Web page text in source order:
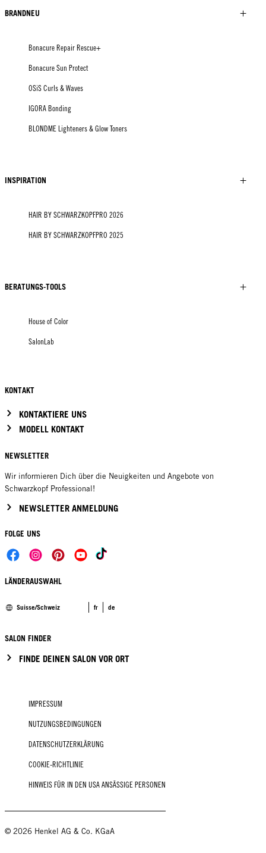
BRANDNEU
Bonacure Repair Rescue+
Bonacure Sun Protect
OSiS Curls & Waves
IGORA Bonding
BLONDME Lighteners & Glow Toners
INSPIRATION
HAIR BY SCHWARZKOPFPRO 2026
HAIR BY SCHWARZKOPFPRO 2025
BERATUNGS-TOOLS
House of Color
SalonLab
KONTAKT
KONTAKTIERE UNS
MODELL KONTAKT
NEWSLETTER
Wir informieren Dich über die Neuigkeiten und Angebote von
Schwarzkopf Professional!
NEWSLETTER ANMELDUNG
FOLGE UNS
LÄNDERAUSWAHL
Suisse/Schweiz fr de
SALON FINDER
FINDE DEINEN SALON VOR ORT
IMPRESSUM
NUTZUNGSBEDINGUNGEN
DATENSCHUTZERKLÄRUNG
COOKIE-RICHTLINIE
HINWEIS FÜR IN DEN USA ANSÄSSIGE PERSONEN
© 2026 Henkel AG & Co. KGaA